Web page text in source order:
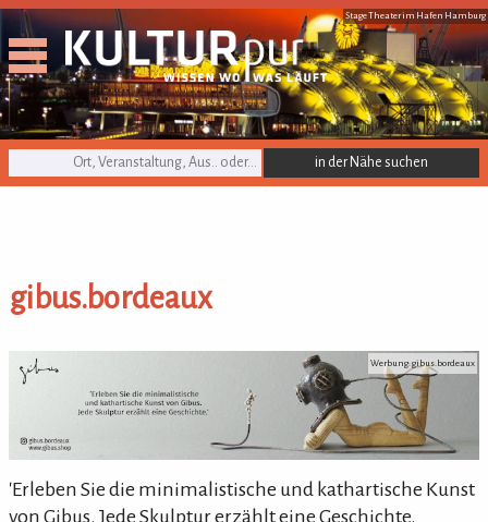
Stage Theater im Hafen Hamburg
KULTURpur Suche
gibus.bordeaux
gibus.bordeaux Werbung: gibus.bordeaux
'Erleben Sie die minimalistische und kathartische Kunst
von Gibus. Jede Skulptur erzählt eine Geschichte.